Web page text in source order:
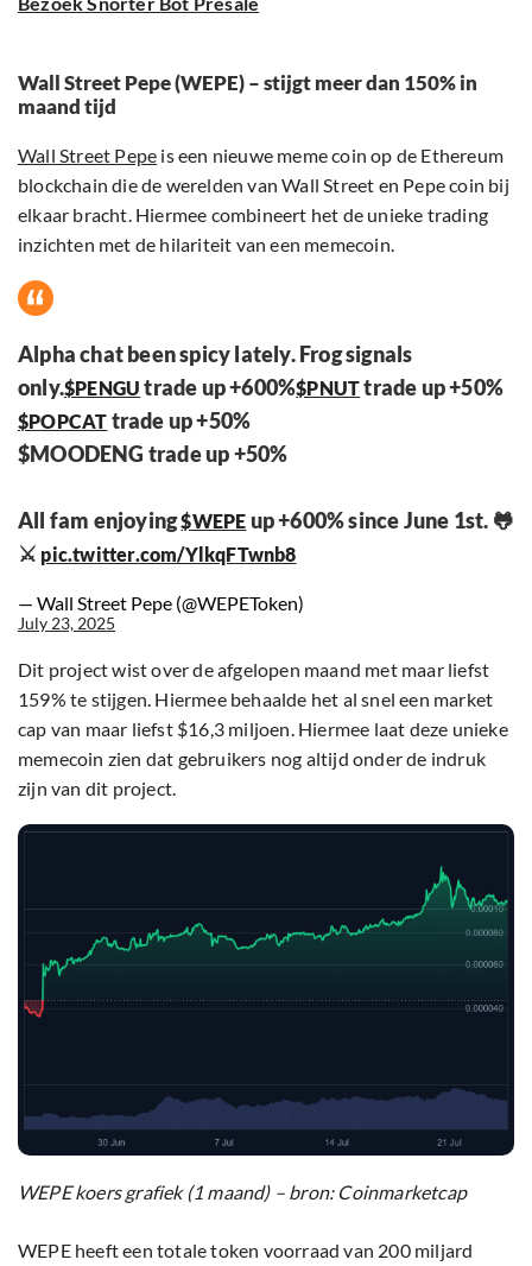
Wall Street Pepe (WEPE) – stijgt meer dan 150% in
maand tijd
Wall Street Pepe is een nieuwe meme coin op de Ethereum
blockchain die de werelden van Wall Street en Pepe coin bij
elkaar bracht. Hiermee combineert het de unieke trading
inzichten met de hilariteit van een memecoin.
Alpha chat been spicy lately. Frog signals
only.$PENGU trade up +600%$PNUTtrade up +50%
$POPCAT trade up +50%
$MOODENG trade up +50%
All fam enjoying$WEPE up +600% since June 1st. 🐸
⚔️ pic.twitter.com/YlkqFTwnb8
— Wall Street Pepe (@WEPEToken)
July 23, 2025
Dit project wist over de afgelopen maand met maar liefst
159% te stijgen. Hiermee behaalde het al snel een market
cap van maar liefst $16,3 miljoen. Hiermee laat deze unieke
memecoin zien dat gebruikers nog altijd onder de indruk
zijn van dit project.
WEPE koers grafiek (1 maand) – bron: Coinmarketcap
WEPE heeft een totale token voorraad van 200 miljard